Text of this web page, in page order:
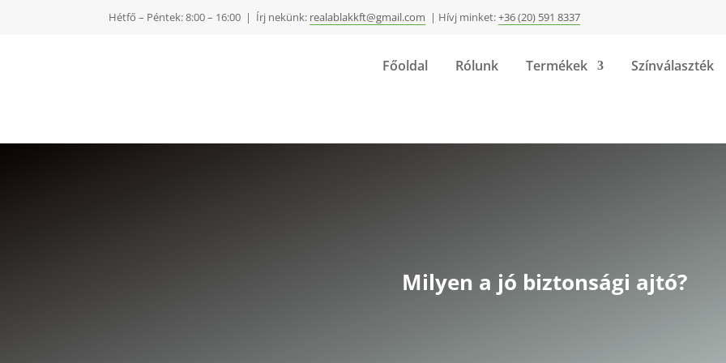
Hétfő – Péntek: 8:00 – 16:00 | Írj nekünk: realablakkft@gmail.com | Hívj minket:+36 (20) 591 8337
Főoldal Rólunk Termékek Színválaszték
Milyen a jó biztonsági ajtó?